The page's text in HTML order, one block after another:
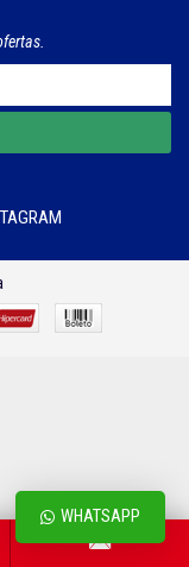
WHATSAPP